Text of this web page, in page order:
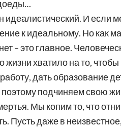
И если
к идеальному. Но как
– это главное.
хватило на то,
дать образование
подчиняем свою
Мы копим то, что
Пусть даже в